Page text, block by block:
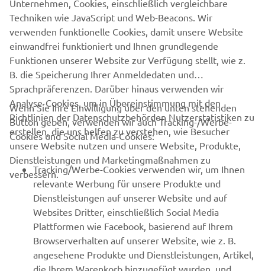
WHITE SHARK OFFICIAL WEBSITE
UNTERNEHMEN
B2B
MEHR YAMAHA
SUPPORT
NEWSLETTER
Techniken wie JavaScript und Web-Beacons. Wir
verwenden funktionelle Cookies, damit unsere Website
einwandfrei funktioniert und Ihnen grundlegende
Funktionen unserer Website zur Verfügung stellt, wie z.
B. die Speicherung Ihrer Anmeldedaten und
Sprachpräferenzen. Darüber hinaus verwenden wir
Analyse-Cookies, um in Übereinstimmung mit den
Richtlinien der Datenschutzbehörden Nutzerstatistiken zu
erstellen, die uns helfen zu verstehen, wie Besucher
unsere Website nutzen und unsere Website, Produkte,
Dienstleistungen und Marketingmaßnahmen zu
verbessern.
Wenn Sie Ihre Einwilligung über den unten stehenden
Button geben, verwenden wir auch Tracking-/Werbe-
Cookies und Social Media-Cookies:
Tracking/Werbe-Cookies verwenden wir, um Ihnen
relevante Werbung für unsere Produkte und
Dienstleistungen auf unserer Website und auf
Websites Dritter, einschließlich Social Media
Plattformen wie Facebook, basierend auf Ihrem
Browserverhalten auf unserer Website, wie z. B.
angesehene Produkte und Dienstleistungen, Artikel,
die Ihrem Warenkorb hinzugefügt wurden, und